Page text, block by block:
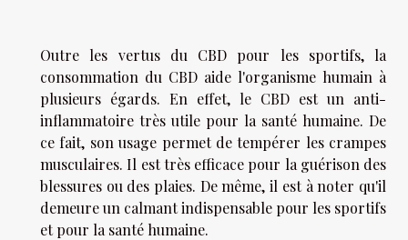
Outre les vertus du CBD pour les sportifs, la
consommation du CBD aide l'organisme humain à
plusieurs égards. En effet, le CBD est un anti-
inflammatoire très utile pour la santé humaine. De
ce fait, son usage permet de tempérer les crampes
musculaires. Il est très efficace pour la guérison des
blessures ou des plaies. De même, il est à noter qu'il
demeure un calmant indispensable pour les sportifs
et pour la santé humaine.